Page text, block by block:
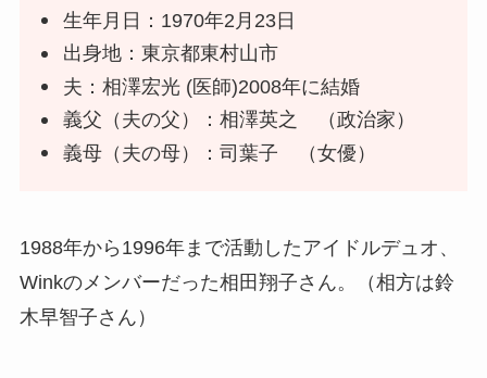
生年月日：1970年2月23日
出身地：東京都東村山市
夫：相澤宏光 (医師)2008年に結婚
義父（夫の父）：相澤英之 （政治家）
義母（夫の母）：司葉子 （女優）
1988年から1996年まで活動したアイドルデュオ、
Winkのメンバーだった相田翔子さん。（相方は鈴
木早智子さん）